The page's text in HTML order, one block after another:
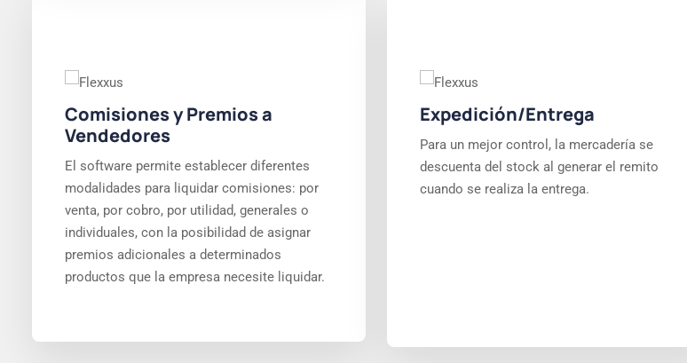
Comisiones y Premios a
Vendedores
El software permite establecer diferentes
modalidades para liquidar comisiones: por
venta, por cobro, por utilidad, generales o
individuales, con la posibilidad de asignar
premios adicionales a determinados
productos que la empresa necesite liquidar.
Expedición/Entrega
Para un mejor control, la mercadería se
descuenta del stock al generar el remito
cuando se realiza la entrega.